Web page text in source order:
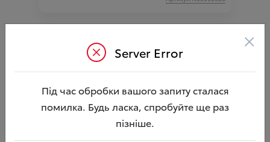
Server Error ×
Під час обробки вашого запиту сталася
помилка. Будь ласка, спробуйте ще раз
пізніше.